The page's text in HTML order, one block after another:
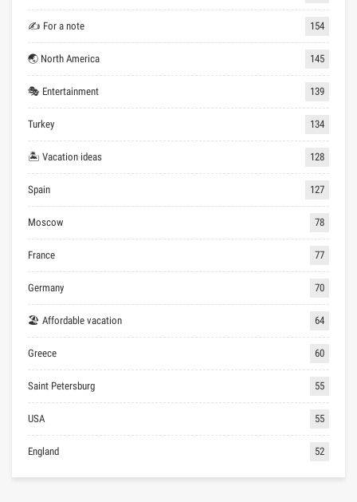
✍ For a note 154
🌏 North America 145
🎭 Entertainment 139
Turkey 134
🏝 Vacation ideas 128
Spain 127
Moscow 78
France 77
Germany 70
🏖 Affordable vacation 64
Greece 60
Saint Petersburg 55
USA 55
England 52